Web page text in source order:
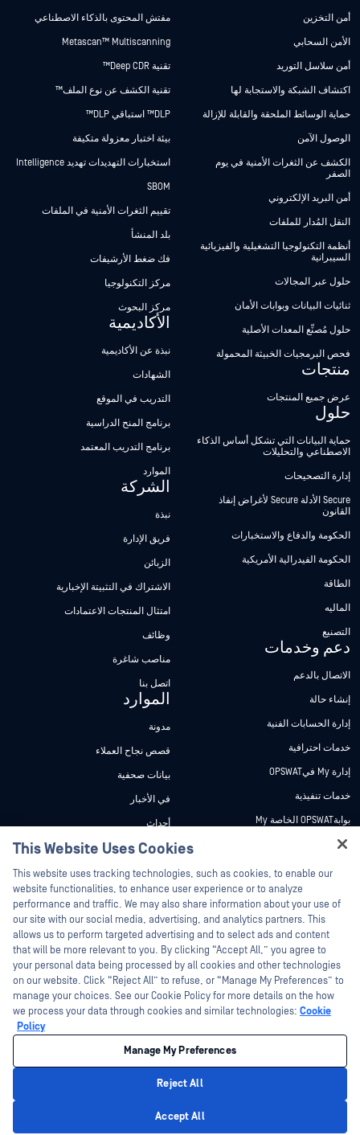
أمن التخزين
الأمن السحابي
أمن سلاسل التوريد
اكتشاف الشبكة والاستجابة لها
حماية الوسائط الملحقة والقابلة للإزالة
الوصول الآمن
الكشف عن الثغرات الأمنية في يوم
الصفر
أمن البريد الإلكتروني
النقل المُدار للملفات
أنظمة التكنولوجيا التشغيلية والفيزيائية
السيبرانية
حلول عبر المجالات
ثنائيات البيانات وبوابات الأمان
حلول مُصنِّع المعدات الأصلية
فحص البرمجيات الخبيثة المحمولة
منتجات
عرض جميع المنتجات
حلول
حماية البيانات التي تشكل أساس الذكاء
الاصطناعي والتحليلات
إدارة التصحيحات
Secure الأدلة Secure لأغراض إنفاذ
القانون
الحكومة والدفاع والاستخبارات
الحكومة الفيدرالية الأمريكية
الطاقة
الماليه
التصنيع
دعم وخدمات
الاتصال بالدعم
إنشاء حالة
إدارة الحسابات الفنية
خدمات احترافية
إدارة My فيOPSWAT
خدمات تنفيذية
بوابةOPSWAT الخاصة My
وثائق تقنية
دورات تدريبية
برنامج الثغرات الأمنية
الشركاء
شهادات
شركاء التكنولوجيا
برنامج شركاء القنوات
مفتش المحتوى بالذكاء الاصطناعي
Metascan™ Multiscanning
تقنية Deep CDR™
تقنية الكشف عن نوع الملف™
DLP™ استباقي DLP™
بيئة اختبار معزولة متكيفة
استخبارات التهديدات تهديد Intelligence
SBOM
تقييم الثغرات الأمنية في الملفات
بلد المنشأ
فك ضغط الأرشيفات
مركز التكنولوجيا
مركز البحوث
الأكاديمية
نبذة عن الأكاديمية
الشهادات
التدريب في الموقع
برنامج المنح الدراسية
برنامج التدريب المعتمد
الموارد
الشركة
نبذة
فريق الإدارة
الزبائن
الاشتراك في التثبيتة الإخبارية
امتثال المنتجات الاعتمادات
وظائف
مناصب شاغرة
اتصل بنا
الموارد
مدونة
قصص نجاح العملاء
بيانات صحفية
في الأخبار
أحداث
ندوات عبر الإنترنت
أوراق البيانات
مستندات تقنية
أدوات مجانية
©2026 OPSWAT . جميع الحقوق محفوظة. OPSWAT و MetaDefender و Metascan و
MetaAccess OPSWAT و Trust no File. Trust No Device. و OPSWAT و Protecting the
OPSWAT العلامات التجارية الخاصة بالجهات الخارجية هي ملك لأصحابها المعنيين.
إدارة تفضيلات ملفات تعريف الارتباط
This Website Uses Cookies
This website uses tracking technologies, such as cookies, to enable our
website functionalities, to enhance user experience or to analyze
performance and traffic. We may also share information about your use of
our site with our social media, advertising, and analytics partners. This
allows us to perform targeted advertising and to select ads and content
that will be more relevant to you. By clicking “Accept All,” you agree to
your personal data being processed by all cookies and other technologies
on our website. Click “Reject All” to refuse, or “Manage My Preferences” to
manage your choices. See our Cookie Policy for more details on the how
we process your data through cookies and similar technologies: Cookie
Policy
Manage My Preferences
Reject All
Accept All
Hey there!
I'm Ozzy, your OPSWAT virtual assistant.
How can I help you secure what's critical
today?